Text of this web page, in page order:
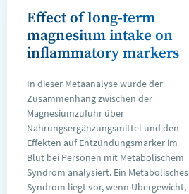
Effect of long-term
magnesium intake on
inflammatory markers
In dieser Metaanalyse wurde der
Zusammenhang zwischen der
Magnesiumzufuhr über
Nahrungsergänzungsmittel und den
Effekten auf Entzündungsmarker im
Blut bei Personen mit Metabolischem
Syndrom analysiert. Ein Metabolisches
Syndrom liegt vor, wenn Übergewicht,